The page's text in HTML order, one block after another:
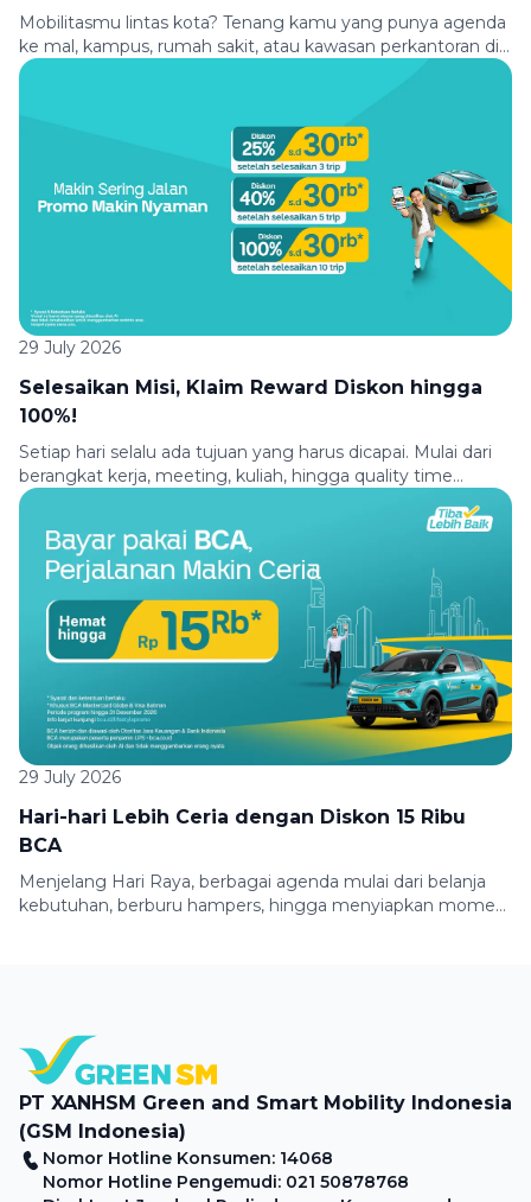
Mobilitasmu lintas kota? Tenang kamu yang punya agenda
ke mal, kampus, rumah sakit, atau kawasan perkantoran di
Bekasi dan Tangerang, sekarang perjalananmu jadi lebih
menggunakan Green SM. Baik untuk berangkat kerja,
kuliah, belanja, meeting, maupun kontrol kesehatan, Green
SM siap mengantarkanmu […]
29 July 2026
Selesaikan Misi, Klaim Reward Diskon hingga
100%!
Setiap hari selalu ada tujuan yang harus dicapai. Mulai dari
berangkat kerja, meeting, kuliah, hingga quality time
bersama teman atau keluarga, semuanya membutuhkan
perjalanan yang nyaman. Biar setiap perjalanan jadi makin
seru, Green SM menghadirkan promo pilihan. Makin sering
kamu jalan bareng Green SM, makin nyaman promo yang
kamu dapatkan. Cukup selesaikan misi perjalananmu dan
29 July 2026
Hari-hari Lebih Ceria dengan Diskon 15 Ribu
BCA
Menjelang Hari Raya, berbagai agenda mulai dari belanja
kebutuhan, berburu hampers, hingga menyiapkan momen
BCA Credit Card Mastercard Globe dan BCA Credit […]
PT XANHSM Green and Smart Mobility Indonesia
(GSM Indonesia)
Nomor Hotline Konsumen: 14068
Nomor Hotline Pengemudi: 021 50878768